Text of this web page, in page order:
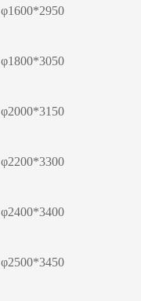
φ1600*2950
φ1800*3050
φ2000*3150
φ2200*3300
φ2400*3400
φ2500*3450